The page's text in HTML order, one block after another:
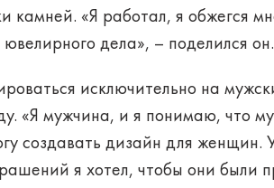
камней. «Я работал, я обжегся
дела», – поделился он.
исключительно на
«Я мужчина, и я понимаю, что
создавать дизайн для женщин.
я хотел, чтобы они были